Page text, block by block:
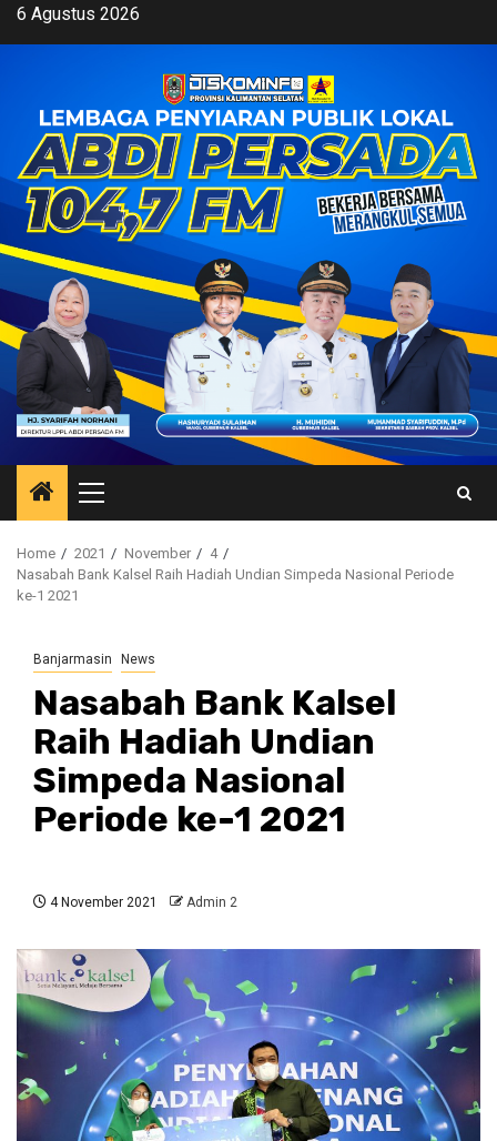
Skip6 Agustus 2026
Primary
Menu
Home 2021 November
4
Nasabah Bank Kalsel Raih Hadiah Undian Simpeda Nasional Periode
ke-1 2021
Banjarmasin News
Nasabah Bank Kalsel
Raih Hadiah Undian
Simpeda Nasional
Periode ke-1 2021
4 November 2021 Admin 2